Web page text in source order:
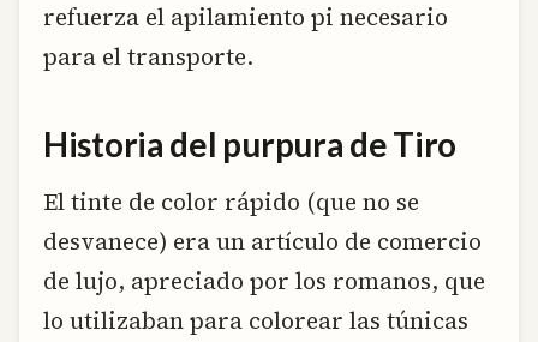
refuerza el apilamiento pi necesario
para el transporte.
Historia del purpura de Tiro
El tinte de color rápido (que no se
desvanece) era un artículo de comercio
de lujo, apreciado por los romanos, que
lo utilizaban para colorear las túnicas